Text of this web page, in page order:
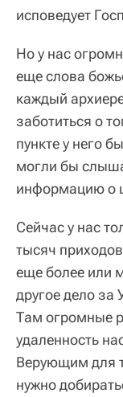
исповедует
Но у нас
еще слова
каждый
заботиться о
пункте у него
могли бы
информацию о
Сейчас у нас
тысяч
еще более или
другое дело
Там огромные
удаленность
Верующим для
нужно